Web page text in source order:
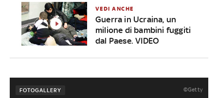
VEDI ANCHE
Guerra in Ucraina, un
milione di bambini fuggiti
dal Paese. VIDEO
FOTOGALLERY ©Getty